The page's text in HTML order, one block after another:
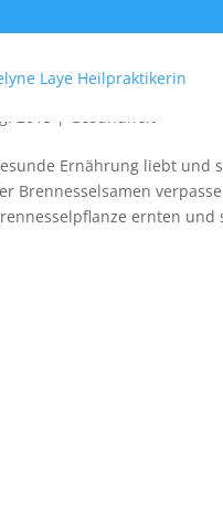
ist die Zeit für
2015 | Gesundheit
Ernährung liebt und
Brennesselsamen
ernten und